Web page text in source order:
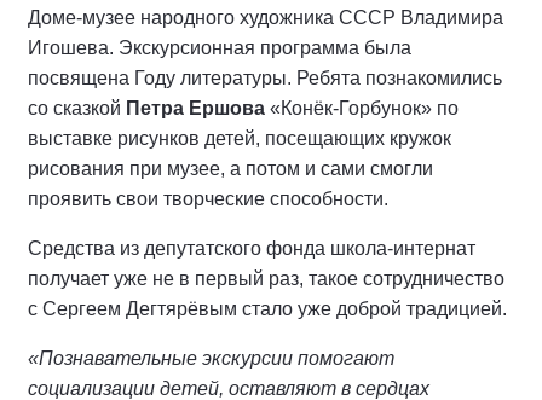
Доме-музее народного художника СССР Владимира
Игошева. Экскурсионная программа была
посвящена Году литературы. Ребята познакомились
со сказкой Петра Ершова «Конёк-Горбунок» по
выставке рисунков детей, посещающих кружок
рисования при музее, а потом и сами смогли
проявить свои творческие способности.
Средства из депутатского фонда школа-интернат
получает уже не в первый раз, такое сотрудничество
с Сергеем Дегтярёвым стало уже доброй традицией.
«Познавательные экскурсии помогают
социализации детей, оставляют в сердцах